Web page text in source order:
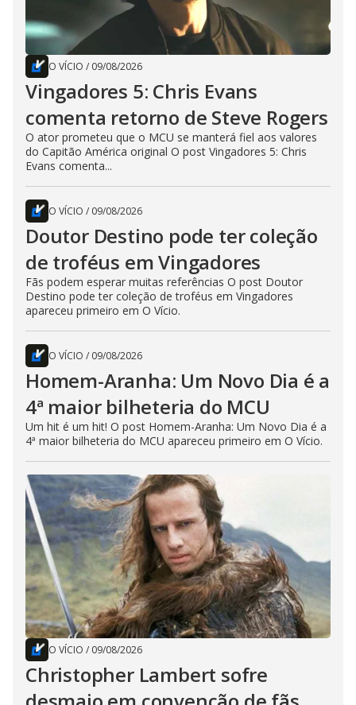
O VÍCIO / 09/08/2026
Vingadores 5: Chris Evans
comenta retorno de Steve Rogers
O ator prometeu que o MCU se manterá fiel aos valores
do Capitão América original O post Vingadores 5: Chris
Evans comenta...
O VÍCIO / 09/08/2026
Doutor Destino pode ter coleção
de troféus em Vingadores
Fãs podem esperar muitas referências O post Doutor
Destino pode ter coleção de troféus em Vingadores
apareceu primeiro em O Vício.
O VÍCIO / 09/08/2026
Homem-Aranha: Um Novo Dia é a
4ª maior bilheteria do MCU
Um hit é um hit! O post Homem-Aranha: Um Novo Dia é a
4ª maior bilheteria do MCU apareceu primeiro em O Vício.
O VÍCIO / 09/08/2026
Christopher Lambert sofre